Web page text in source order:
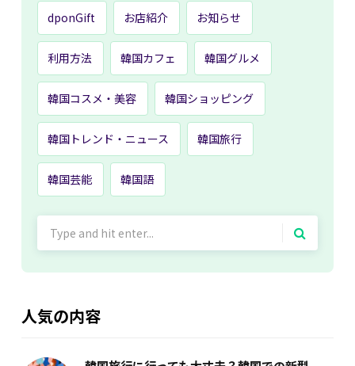
dponGift お店紹介 お知らせ
利用方法 韓国カフェ 韓国グルメ
韓国コスメ・美容 韓国ショッピング
韓国トレンド・ニュース 韓国旅行
韓国芸能 韓国語
人気の内容